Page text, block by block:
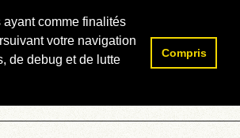
comme finalités
votre navigation
de debug et de lutte
Compris
Rechercher :